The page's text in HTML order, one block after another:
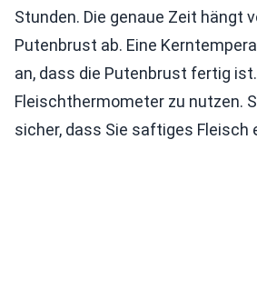
Stunden. Die genaue Zeit hängt
Putenbrust ab. Eine
an, dass die Putenbrust fertig
Fleischthermometer zu nutzen.
sicher, dass Sie saftiges Fleisch